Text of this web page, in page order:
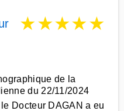
★★★★★
de la
du 22/11/2024
Docteur DAGAN a eu